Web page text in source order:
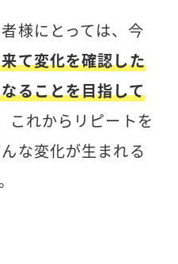
様にとっては、今
て変化を確認した
ることを目指して
これからリピートを
な変化が生まれる